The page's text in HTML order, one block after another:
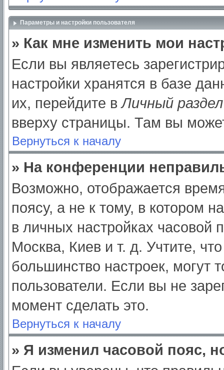
Параметры и настройки пользователя
» Как мне изменить мои
Если вы являетесь
настройки хранятся в базе
их, перейдите вЛичный раздел
вверху страницы. Там вы
Вернуться к началу
» На конференции
Возможно, отображается
поясу, а не к тому, в котором
в личных настройках часовой
Москва, Киев и т. д. Учтите,
большинство настроек, могут
пользователи. Если вы не
момент сделать это.
Вернуться к началу
» Я изменил часовой пояс,